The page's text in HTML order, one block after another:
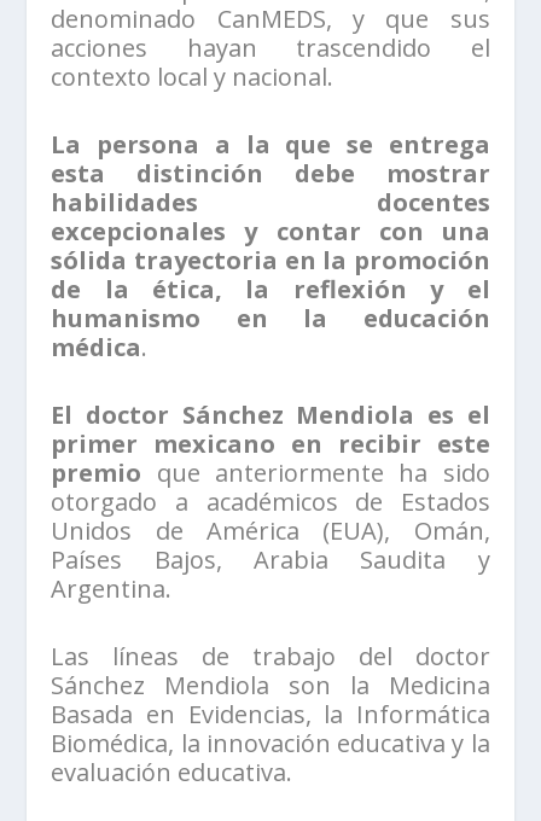
denominado CanMEDS, y que sus
acciones hayan trascendido el
contexto local y nacional.
La persona a la que se entrega
esta distinción debe mostrar
habilidades docentes
excepcionales y contar con una
sólida trayectoria en la promoción
de la ética, la reflexión y el
humanismo en la educación
médica.
El doctor Sánchez Mendiola es el
primer mexicano en recibir este
premio que anteriormente ha sido
otorgado a académicos de Estados
Unidos de América (EUA), Omán,
Países Bajos, Arabia Saudita y
Argentina.
Las líneas de trabajo del doctor
Sánchez Mendiola son la Medicina
Basada en Evidencias, la Informática
Biomédica, la innovación educativa y la
evaluación educativa.